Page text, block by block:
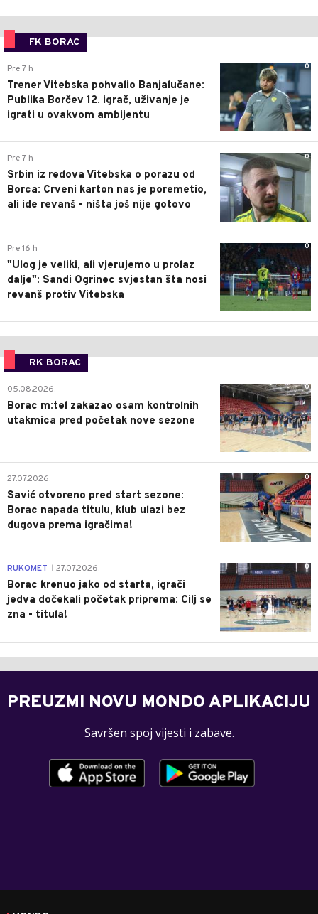
FK BORAC
0
Pre 7 h
Trener Vitebska pohvalio Banjalučane:
Publika Borčev 12. igrač, uživanje je
igrati u ovakvom ambijentu
0
Pre 7 h
Srbin iz redova Vitebska o porazu od
Borca: Crveni karton nas je poremetio,
ali ide revanš - ništa još nije gotovo
0
Pre 16 h
"Ulog je veliki, ali vjerujemo u prolaz
dalje": Sandi Ogrinec svjestan šta nosi
revanš protiv Vitebska
RK BORAC
0
05.08.2026.
Borac m:tel zakazao osam kontrolnih
utakmica pred početak nove sezone
0
27.07.2026.
Savić otvoreno pred start sezone:
Borac napada titulu, klub ulazi bez
dugova prema igračima!
0
RUKOMET 27.07.2026.
Borac krenuo jako od starta, igrači
jedva dočekali početak priprema: Cilj se
zna - titula!
PREUZMI NOVU MONDO APLIKACIJU
Savršen spoj vijesti i zabave.